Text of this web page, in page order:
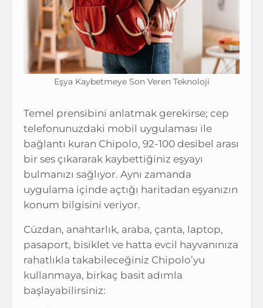
Eşya Kaybetmeye Son Veren Teknoloji
Temel prensibini anlatmak gerekirse; cep
telefonunuzdaki mobil uygulaması ile
bağlantı kuran Chipolo, 92-100 desibel arası
bir ses çıkararak kaybettiğiniz eşyayı
bulmanızı sağlıyor. Aynı zamanda
uygulama içinde açtığı haritadan eşyanızın
konum bilgisini veriyor.
Cüzdan, anahtarlık, araba, çanta, laptop,
pasaport, bisiklet ve hatta evcil hayvanınıza
rahatlıkla takabileceğiniz Chipolo’yu
kullanmaya, birkaç basit adımla
başlayabilirsiniz: